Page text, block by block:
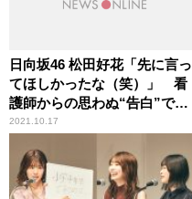
日向坂46 松田好花「先に言っ
てほしかったな（笑）」 看
護師からの思わぬ“告白”で頭
が真っ白になった顛末を明か
2021.10.17